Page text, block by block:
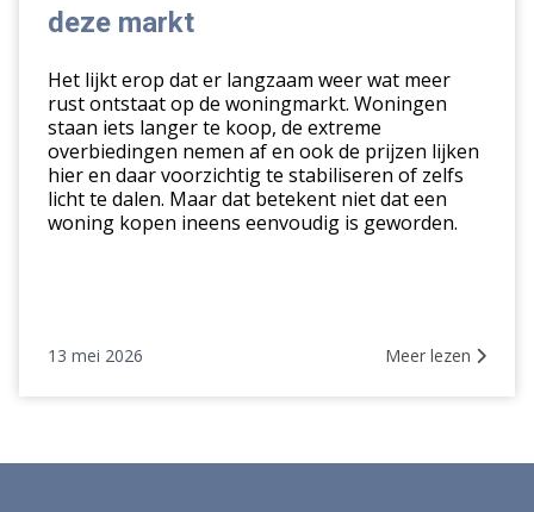
een
deze
markt
deze markt
Het lijkt erop dat er langzaam weer wat meer
rust ontstaat op de woningmarkt. Woningen
staan iets langer te koop, de extreme
overbiedingen nemen af en ook de prijzen lijken
hier en daar voorzichtig te stabiliseren of zelfs
licht te dalen. Maar dat betekent niet dat een
woning kopen ineens eenvoudig is geworden.
13 mei 2026 Meer lezen